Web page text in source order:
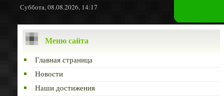
Суббота, 08.08.2026, 14:17
Меню сайта
Главная страница
Новости
Наши достижения